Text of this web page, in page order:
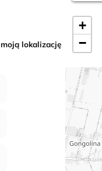
lokalizację
+
−